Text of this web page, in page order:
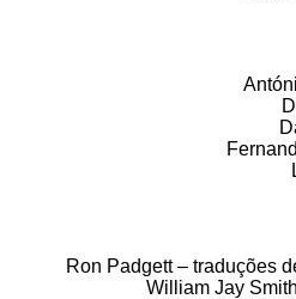
Ron Padgett – traduções
William Jay